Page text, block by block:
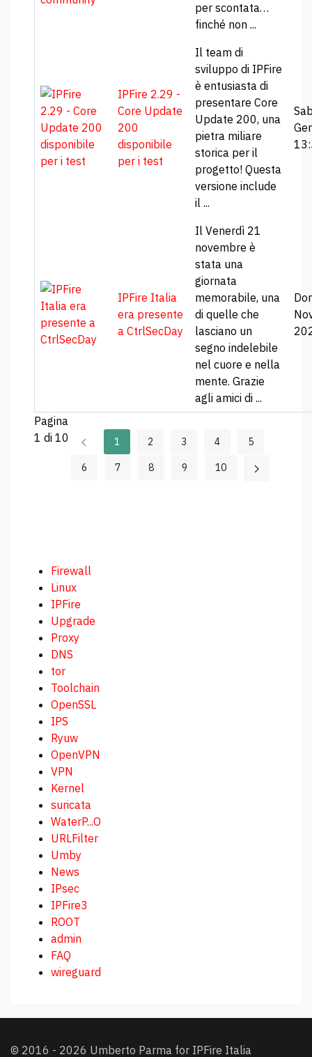
per scontata…
finché non ...
IPFire 2.29 -
Core Update
200
disponibile
per i test
Il team di
sviluppo di IPFire
è entusiasta di
presentare Core
Update 200, una
pietra miliare
storica per il
progetto! Questa
versione include
il ...
IPFire Italia
era presente
a CtrlSecDay
Il Venerdì 21
novembre è
stata una
giornata
memorabile, una
di quelle che
lasciano un
segno indelebile
nel cuore e nella
mente. Grazie
agli amici di ...
Pagina
1 di 10
1 2 3 4 5
6 7 8 9 10
Firewall
Linux
IPFire
Upgrade
Proxy
DNS
tor
Toolchain
OpenSSL
IPS
Ryuw
OpenVPN
VPN
Kernel
suricata
WaterP...O
URLFilter
Umby
News
IPsec
IPFire3
ROOT
admin
FAQ
wireguard
© 2016 - 2026 Umberto Parma for IPFire Italia